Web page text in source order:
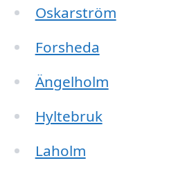
Oskarström
Forsheda
Ängelholm
Hyltebruk
Laholm